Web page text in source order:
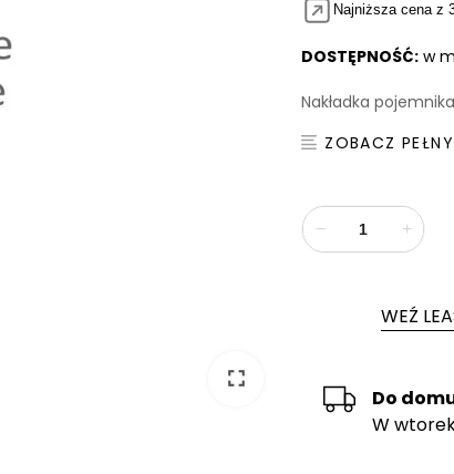
fullscreen
Najniższa cena z
DOSTĘPNOŚĆ: w
Nakładka
ZOBACZ
− +
WEŹ
Do
W